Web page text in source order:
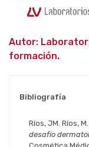
Autor:
formación.
Bibliografía
Ríos, JM. Ríos,
desafío